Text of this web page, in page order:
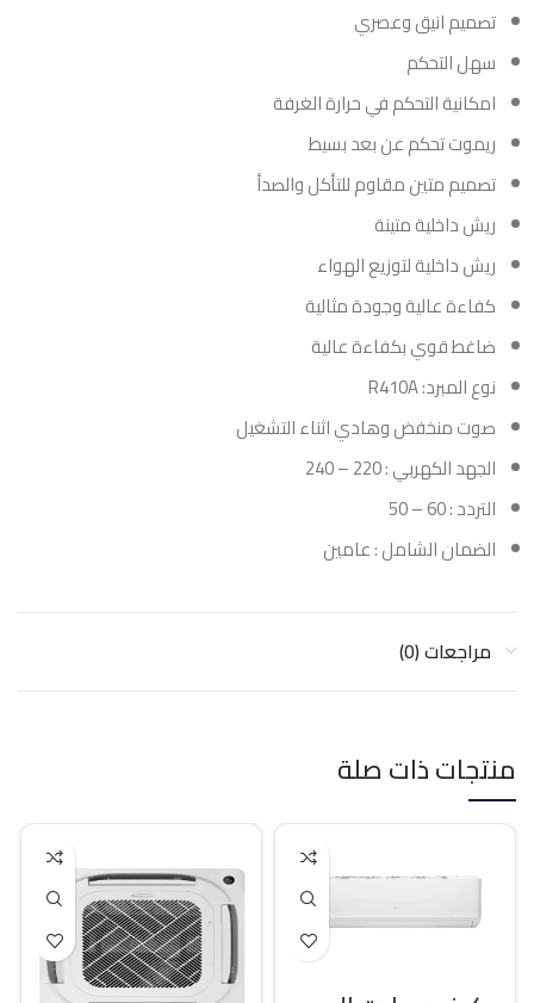
تصميم انيق وعصري
سهل التحكم
امكانية التحكم في حرارة الغرفة
ريموت تحكم عن بعد بسيط
تصميم متين مقاوم للتأكل والصدأ
ريش داخلية متينة
ريش داخلية لتوزيع الهواء
كفاءة عالية وجودة مثالية
ضاغط قوي بكفاءة عالية
نوع المبرد: R410A
صوت منخفض وهادي اثناء التشغيل
الجهد الكهربي : 220 – 240
التردد : 60 – 50
الضمان الشامل : عامين
مراجعات (0)
منتجات ذات صلة